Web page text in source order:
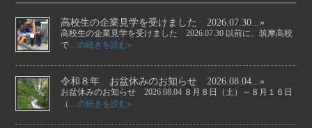
高校生の企業見学を受けました 2026.07.30...»
高校生の企業見学を受けました 2026.07.30 以前に、筑摩高校
で…の続きを読む»
令和８年 お盆休みのお知らせ 2026.08.04...»
お盆休みのお知らせ 2026.08.04 ８月８日（土）～８月１６日
（ …の続きを読む»